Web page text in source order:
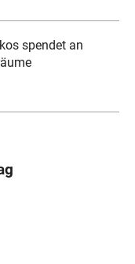
spendet an